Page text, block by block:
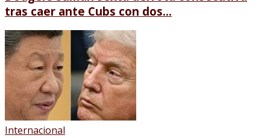
tras caer ante Cubs con dos...
Internacional